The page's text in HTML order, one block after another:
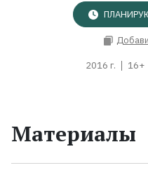
2016 г. 16+
Материалы